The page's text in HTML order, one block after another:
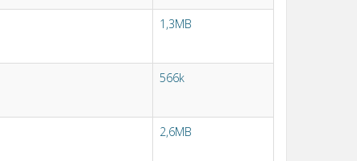
1,3MB
566k
2,6MB